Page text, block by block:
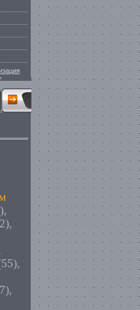
,
,
,
,